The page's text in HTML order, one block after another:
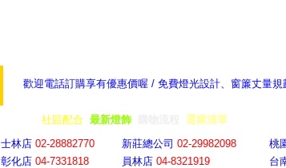
歡迎電話訂購享有優惠價喔 / 免費燈光設計、窗簾丈量
社區配合 最新燈飾 選購清單
士林店 02-28882770 新莊總公司 02-29982098 桃
彰化店 04-7331818 員林店 04-8321919 台